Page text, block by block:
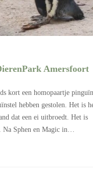
Amersfoort
kort een homopaartje
hebben gestolen. Het is
dat een ei uitbroedt. Het is
Sphen en Magic in…